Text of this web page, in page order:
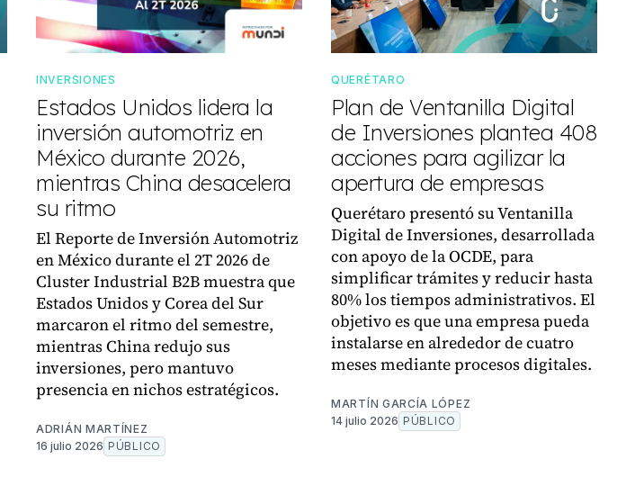
INVERSIONES
Estados Unidos lidera la
inversión automotriz en
México durante 2026,
mientras China desacelera
su ritmo
El Reporte de Inversión Automotriz
en México durante el 2T 2026 de
Cluster Industrial B2B muestra que
Estados Unidos y Corea del Sur
marcaron el ritmo del semestre,
mientras China redujo sus
inversiones, pero mantuvo
presencia en nichos estratégicos.
ADRIÁN MARTÍNEZ
16 julio 2026 PÚBLICO
QUERÉTARO
Plan de Ventanilla Digital
de Inversiones plantea 408
acciones para agilizar la
apertura de empresas
Querétaro presentó su Ventanilla
Digital de Inversiones, desarrollada
con apoyo de la OCDE, para
simplificar trámites y reducir hasta
80% los tiempos administrativos. El
objetivo es que una empresa pueda
instalarse en alrededor de cuatro
meses mediante procesos digitales.
MARTÍN GARCÍA LÓPEZ
14 julio 2026 PÚBLICO